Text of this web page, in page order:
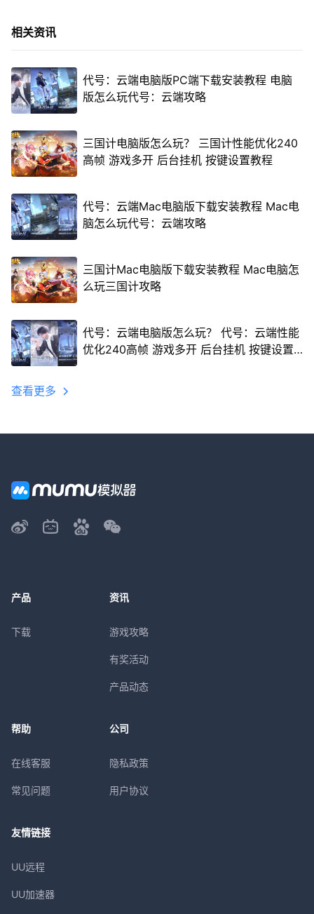
相关资讯
代号：云端电脑版PC端下载安装教程 电脑
版怎么玩代号：云端攻略
三国计电脑版怎么玩？ 三国计性能优化240
高帧 游戏多开 后台挂机 按键设置教程
代号：云端Mac电脑版下载安装教程 Mac电
脑怎么玩代号：云端攻略
三国计Mac电脑版下载安装教程 Mac电脑怎
么玩三国计攻略
代号：云端电脑版怎么玩？ 代号：云端性能
优化240高帧 游戏多开 后台挂机 按键设置
查看更多
产品
下载
资讯
游戏攻略
有奖活动
产品动态
帮助
在线客服
常见问题
公司
隐私政策
用户协议
友情链接
UU远程
UU加速器